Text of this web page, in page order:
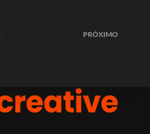
PRÓXIMO